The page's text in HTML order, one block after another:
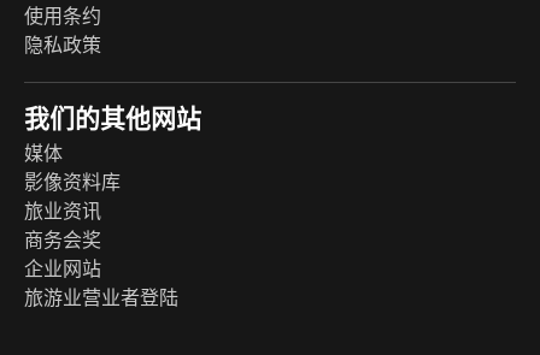
使用条约
隐私政策
我们的其他网站
媒体
影像资料库
旅业资讯
商务会奖
企业网站
旅游业营业者登陆